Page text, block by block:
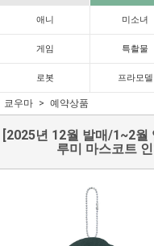
애니 미소녀
게임 특촬물
로봇 프라모델
쿄우마 예약상품
[2025년 12월 발매/1~2월
루미 마스코트